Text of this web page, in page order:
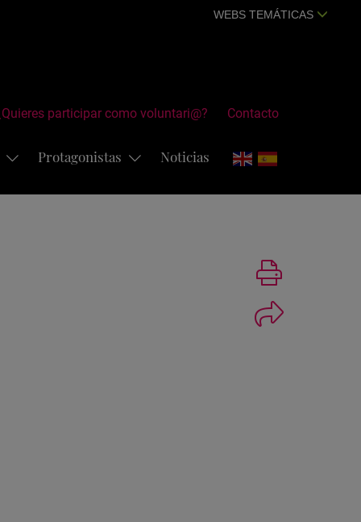
WEBS TEMÁTICAS
participar como voluntari@? Contacto
Protagonistas Noticias